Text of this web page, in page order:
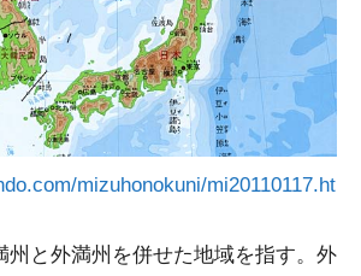
mizuhonokuni/mi20110117.ht
州と外満州を併せた地域を指す。外